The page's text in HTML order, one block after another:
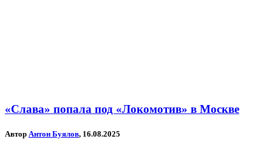
«Слава» попала под «Локомотив» в Москве
Автор Антон Буялов, 16.08.2025